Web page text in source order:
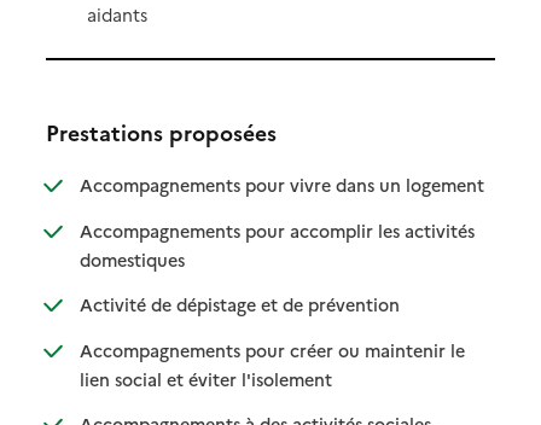
aidants
Prestations proposées
Accompagnements pour vivre dans un logement
:
: non
Accompagnements pour accomplir les activités
domestiques: disponible
: non disponible
Activité de dépistage et de prévention: disponible
: non disponible
Accompagnements pour créer ou maintenir le
lien social et éviter l'isolement: disponible
: non disponible